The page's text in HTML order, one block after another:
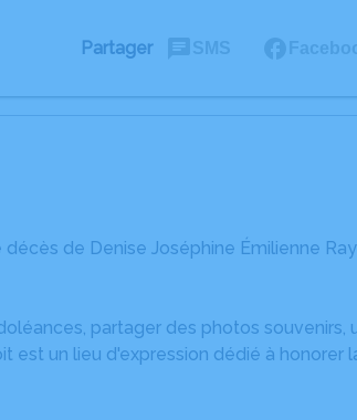
Partager
de Denise Joséphine Émilienne
partager des photos
un lieu d'expression dédié à honorer